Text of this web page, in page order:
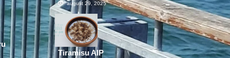
august 29, 2025
Tiramisu AIP